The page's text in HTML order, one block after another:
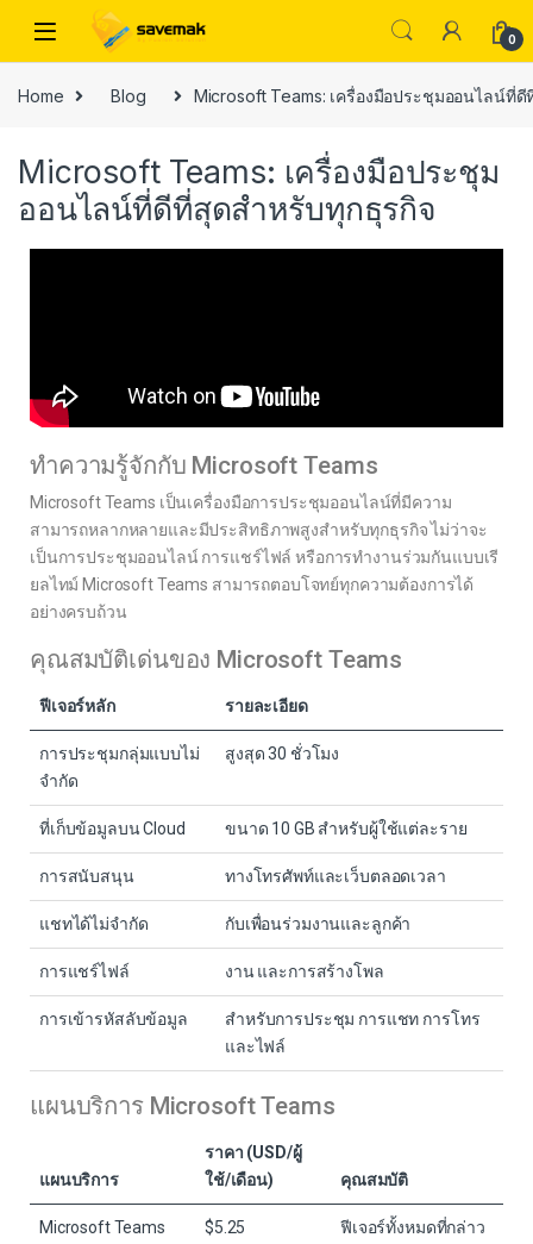
0
Home Blog Microsoft Teams: เครื่องมือประชุมออนไลน์ที่
Microsoft Teams: เครื่องมือประชุม
ออนไลน์ที่ดีที่สุดสำหรับทุกธุรกิจ
ทำความรู้จักกับ Microsoft Teams
Microsoft Teams เป็นเครื่องมือการประชุมออนไลน์ที่มีความ
สามารถหลากหลายและมีประสิทธิภาพสูงสำหรับทุกธุรกิจ ไม่ว่าจะ
เป็นการประชุมออนไลน์ การแชร์ไฟล์ หรือการทำงานร่วมกันแบบเรี
ยลไทม์ Microsoft Teams สามารถตอบโจทย์ทุกความต้องการได้
อย่างครบถ้วน
คุณสมบัติเด่นของ Microsoft Teams
ฟีเจอร์หลัก รายละเอียด
การประชุมกลุ่มแบบไม่
จำกัด
สูงสุด 30 ชั่วโมง
ที่เก็บข้อมูลบน Cloud ขนาด 10 GB สำหรับผู้ใช้แต่ละราย
การสนับสนุน ทางโทรศัพท์และเว็บตลอดเวลา
แชทได้ไม่จำกัด กับเพื่อนร่วมงานและลูกค้า
การแชร์ไฟล์ งาน และการสร้างโพล
การเข้ารหัสลับข้อมูล
สำหรับการประชุม การแชท การโทร
และไฟล์
แผนบริการ Microsoft Teams
แผนบริการ
ราคา (USD/ผู้
ใช้/เดือน)
คุณสมบัติ
Microsoft Teams
$5.25
ฟีเจอร์ทั้งหมดที่กล่าว